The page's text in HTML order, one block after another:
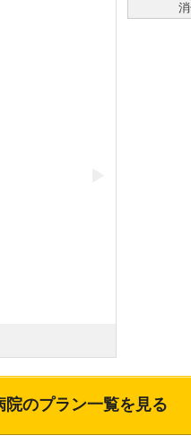
院のプラン一覧を見る